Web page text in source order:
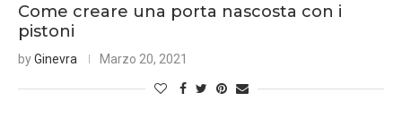
Come creare una porta nascosta con i
pistoni
byGinevra Marzo 20, 2021